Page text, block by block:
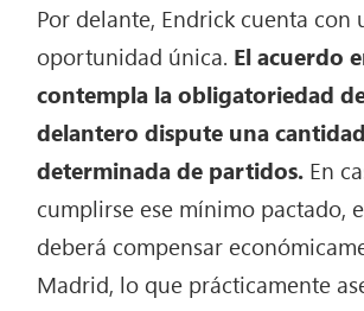
Por delante, Endrick cuenta con
oportunidad única. El acuerdo
contempla la obligatoriedad
delantero dispute una cantidad
determinada de partidos. En
cumplirse ese mínimo pactado,
deberá compensar
Madrid, lo que prácticamente